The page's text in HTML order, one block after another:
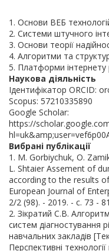
1. Основи ВЕБ
2. Системи штучного
3. Основи теорії
4. Алгоритми та
5. Платформи інтернету
Наукова діяльність
Ідентифікатор ORCID:
Scopus: 57210335890
Google Scholar:
https://
Вибрані публікації
1. M. Gorbiychuk, O.
L. Shtaier Assement of
according to the results
European Journal of
2/2 (98). - 2019. - c. 73 -
2. Зікратий С.В.
систем діагностування
навчальних закладів
Перспективні